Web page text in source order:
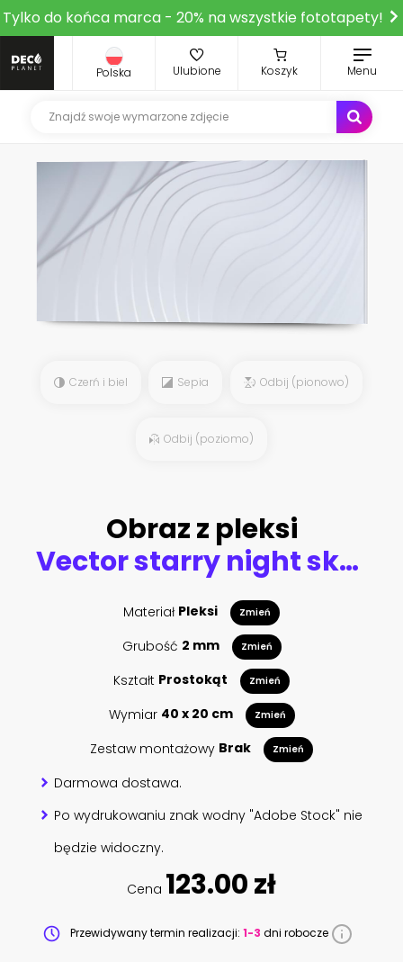
Tylko do końca marca - 20% na wszystkie fototapety!
Polska Ulubione Koszyk Menu
Czerń i biel Sepia Odbij (pionowo)
Odbij (poziomo)
Obraz z pleksi
Vector starry night sky background.
Materiał Pleksi Zmień
Grubość 2 mm Zmień
Kształt Prostokąt Zmień
Wymiar 40 x 20 cm Zmień
Zestaw montażowy Brak Zmień
Darmowa dostawa.
Po wydrukowaniu znak wodny "Adobe Stock" nie
będzie widoczny.
Cena 123.00 zł
Przewidywany termin realizacji: 1-3 dni robocze